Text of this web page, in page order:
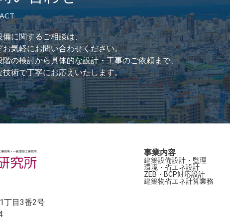
備に関するご相談は、
お気軽にお問い合わせください。
階の検討から具体的な設計・工事のご依頼まで、
技術で丁寧にお応えいたします。
丁目3番2号
事業内容
建築設備設計・監理
環境・省エネ設計
ZEB・BCP対応設計
建築物省エネ計算業務